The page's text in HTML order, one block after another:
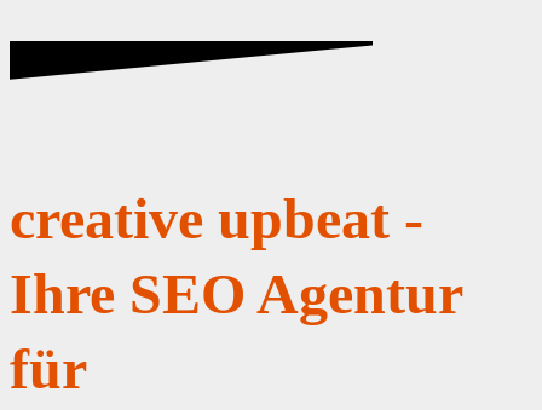
creative upbeat -
Ihre SEO Agentur
für